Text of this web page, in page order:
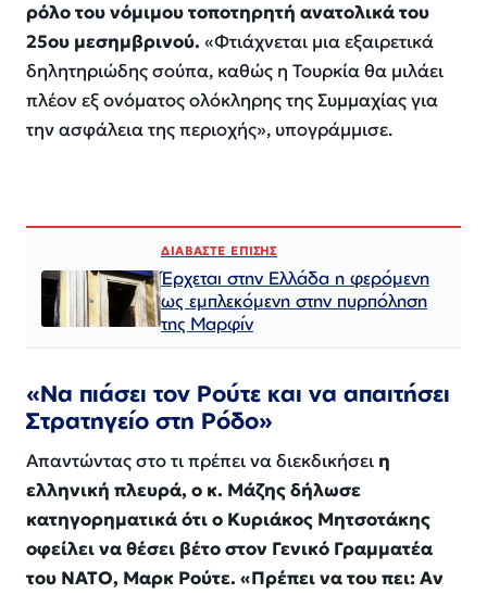
ρόλο του νόμιμου τοποτηρητή ανατολικά του
25ου μεσημβρινού. «Φτιάχνεται μια εξαιρετικά
δηλητηριώδης σούπα, καθώς η Τουρκία θα μιλάει
πλέον εξ ονόματος ολόκληρης της Συμμαχίας για
την ασφάλεια της περιοχής», υπογράμμισε.
ΔΙΑΒΑΣΤΕ ΕΠΙΣΗΣ
Έρχεται στην Ελλάδα η φερόμενη
ως εμπλεκόμενη στην πυρπόληση
της Μαρφίν
«Να πιάσει τον Ρούτε και να απαιτήσει
Στρατηγείο στη Ρόδο»
Απαντώντας στο τι πρέπει να διεκδικήσει η
ελληνική πλευρά, ο κ. Μάζης δήλωσε
κατηγορηματικά ότι ο Κυριάκος Μητσοτάκης
οφείλει να θέσει βέτο στον Γενικό Γραμματέα
του ΝΑΤΟ, Μαρκ Ρούτε. «Πρέπει να του πει: Αν